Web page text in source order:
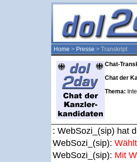
Home > Presse > Transkript
Chat-
Chat der
Thema:
: WebSozi_(sip) hat
WebSozi_(sip):
WebSozi_(sip): Mit